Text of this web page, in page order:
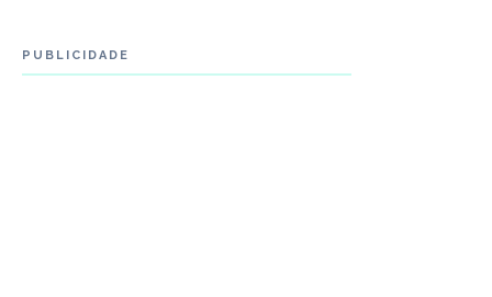
PUBLICIDADE